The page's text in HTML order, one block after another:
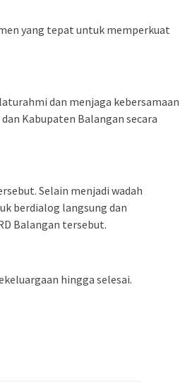
yang tepat untuk memperkuat
dan menjaga kebersamaan
Kabupaten Balangan secara
Selain menjadi wadah
berdialog langsung dan
Balangan tersebut.
hingga selesai.